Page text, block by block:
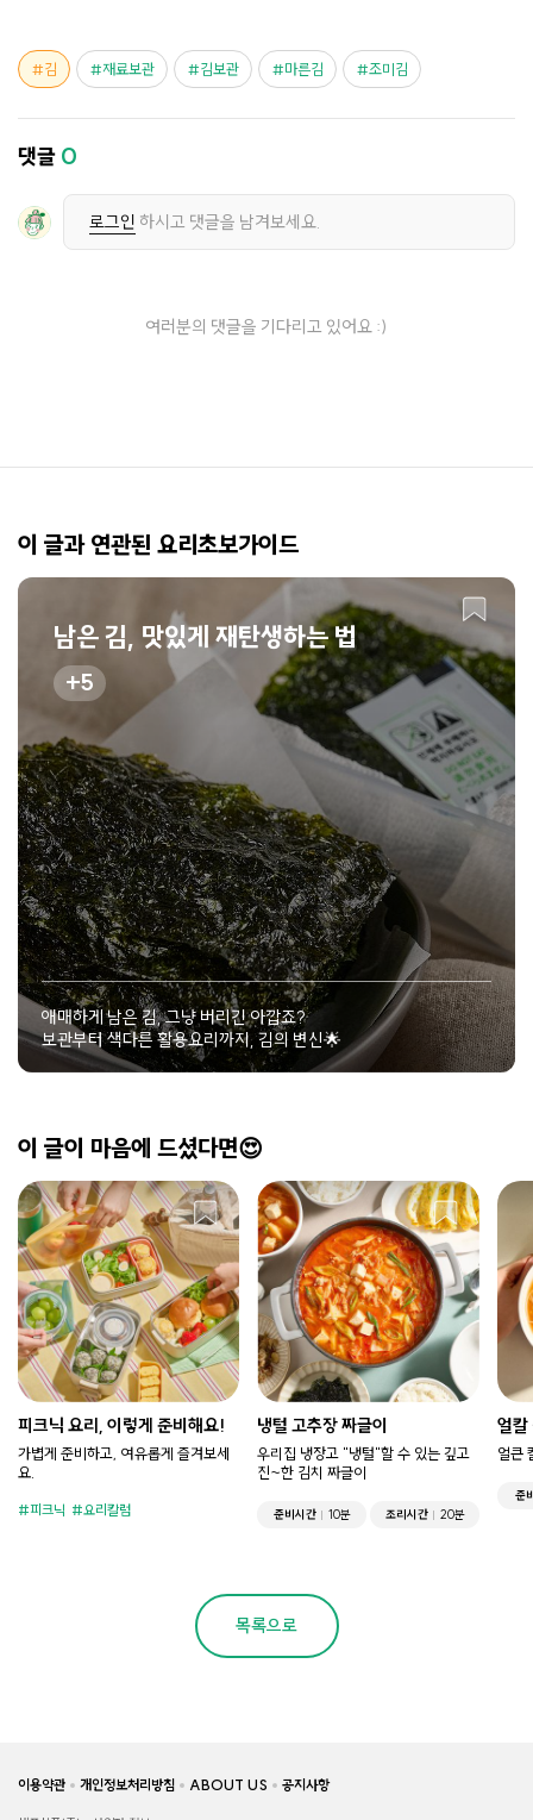
김 재료보관 김보관 마른김 조미김
댓글 0
로그인 하시고 댓글을 남겨보세요.
여러분의 댓글을 기다리고 있어요 :)
이 글과 연관된 요리초보가이드
남은 김, 맛있게 재탄생하는 법
5
애매하게 남은 김, 그냥 버리긴 아깝죠?
보관부터 색다른 활용요리까지, 김의 변신🌟
이 글이 마음에 드셨다면😍
피크닉 요리, 이렇게 준비해요!
가볍게 준비하고, 여유롭게 즐겨보세
요.
피크닉 요리칼럼
냉털 고추장 짜글이
우리집 냉장고 "냉털"할 수 있는 깊고
진~한 김치 짜글이
준비시간 10분 조리시간 20분
얼칼
얼큰
준
목록으로
이용약관 개인정보처리방침 ABOUT US 공지사항